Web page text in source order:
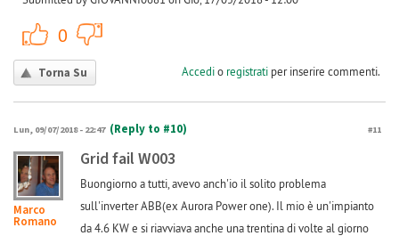
0
Torna Su Accedio registratiper inserire commenti.
Lun, 09/07/2018 - 22:47 (Reply to #10) #11
Marco
Romano
Grid fail W003
Buongiorno a tutti, avevo anch'io il solito problema
sull'inverter ABB(ex Aurora Power one). Il mio è un'impianto
da 4.6 KW e si riavviava anche una trentina di volte al giorno